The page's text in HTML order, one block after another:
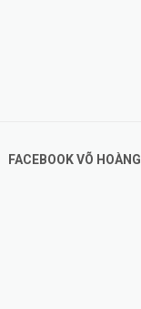
FACEBOOK VÕ HOÀNG